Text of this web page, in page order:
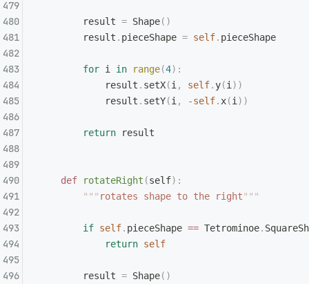
        result
= Shape()
        result
. pieceShape = self. pieceShape
        for
i in range(4):
            result
. setX(i , self. y(i ))
            result
. setY(i , -self. x(i ))
        return
result
    def
rotateRight (self):
        """
rotates shape to the right"""
        if
self. pieceShape == Tetrominoe.
            return
self
        result
= Shape()